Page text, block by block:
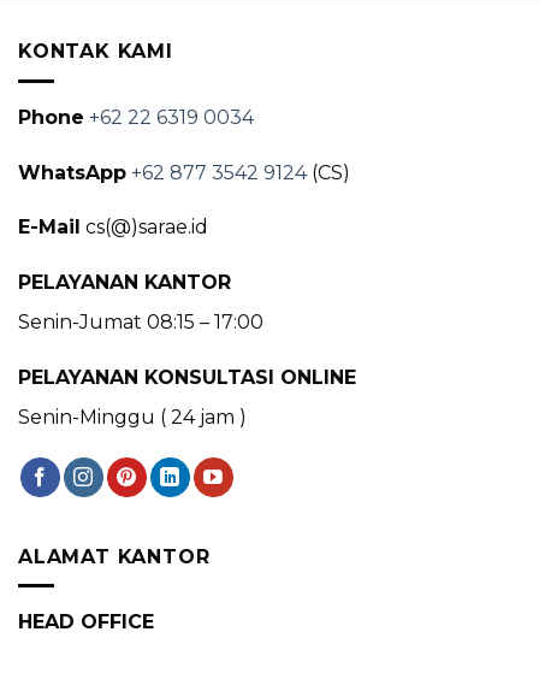
KONTAK KAMI
Phone +62 22 6319 0034
WhatsApp +62 877 3542 9124(CS)
E-Mail cs(@)sarae.id
PELAYANAN KANTOR
Senin-Jumat 08:15 – 17:00
PELAYANAN KONSULTASI ONLINE
Senin-Minggu ( 24 jam )
ALAMAT KANTOR
HEAD OFFICE